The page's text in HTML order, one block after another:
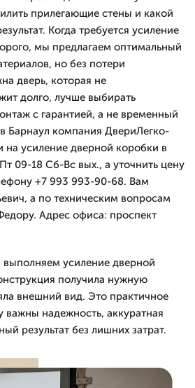
прилегающие стены и какой
Когда требуется усиление
мы предлагаем оптимальный
но без потери
дверь, которая не
долго, лучше выбирать
с гарантией, а не временный
Барнаул компания ДвериЛегко-
на усиление дверной коробки в
09-18 Сб-Вс вых., а уточнить цену
+7 993 993-90-68. Вам
а по техническим вопросам
Адрес офиса: проспект
усиление дверной
получила нужную
внешний вид. Это практичное
важны надежность, аккуратная
результат без лишних затрат.